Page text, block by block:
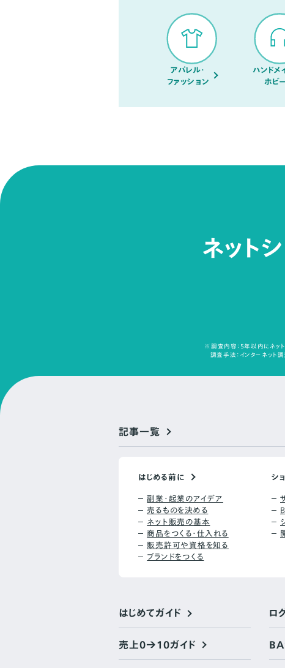
アパレル・
ファッション
ハンドメ
ホビ
ネット
※調査内容：5年以内にネット
調査手法：インターネッ
記事一覧
はじめる前に
副業・起業のアイデア
売るものを決める
ネット販売の基本
商品をつくる・仕入れる
販売許可や資格を知る
ブランドをつくる
シ
はじめてガイド
売上0→10ガイド
ロ